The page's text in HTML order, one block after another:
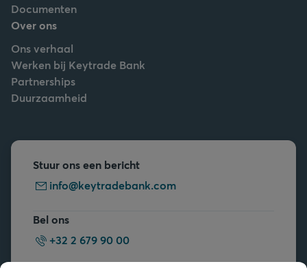
Documenten
Over ons
Ons verhaal
Werken bij Keytrade Bank
Partnerships
Duurzaamheid
Stuur ons een bericht
info@keytradebank.com
Bel ons
+32 2 679 90 00